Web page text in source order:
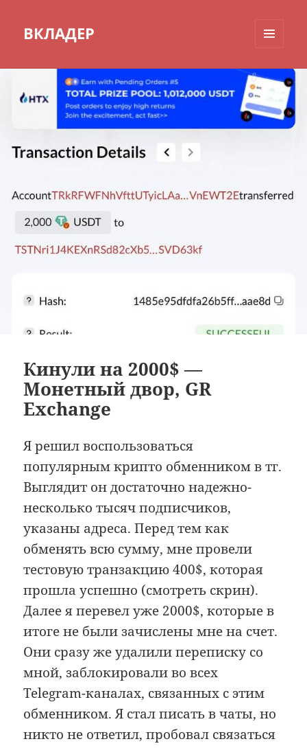
ВКЛАДЕР
ВИДЖЕТЫ
Кинули на 2000$ —
Монетный двор, GR
Exchange
Я решил воспользоваться
популярным крипто обменником в тг.
Выглядит он достаточно надежно-
несколько тысяч подписчиков,
указаны адреса. Перед тем как
обменять всю сумму, мне провели
тестовую транзакцию 400$, которая
прошла успешно (смотреть скрин).
Далее я перевел уже 2000$, которые в
итоге не были зачислены мне на счет.
Они сразу же удалили переписку со
мной, заблокировали во всех
Telegram-каналах, связанных с этим
обменником. Я стал писать в чаты, но
никто не ответил, пробовал связаться